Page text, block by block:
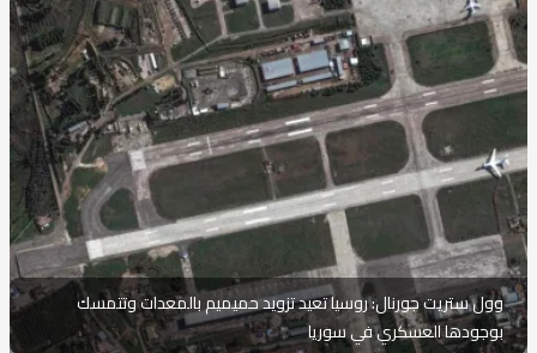
وول ستريت جورنال: روسيا تعيد تزويد حميميم بالمعدات وتتمسك
بوجودها العسكري في سوريا